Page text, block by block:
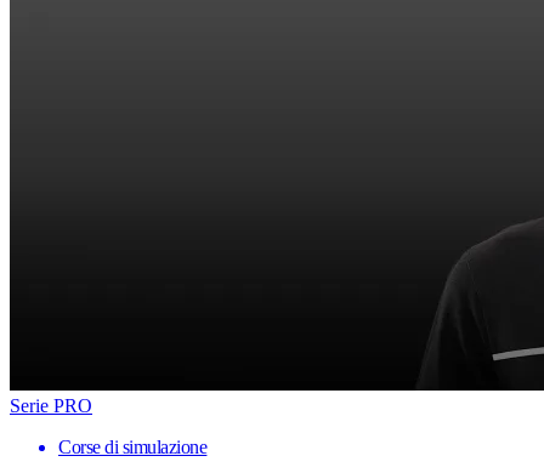
Serie PRO
Corse di simulazione